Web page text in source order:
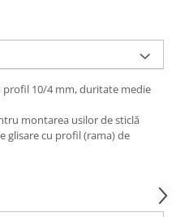
10/4 mm, duritate medie
montarea usilor de sticlă
glisare cu profil (rama) de